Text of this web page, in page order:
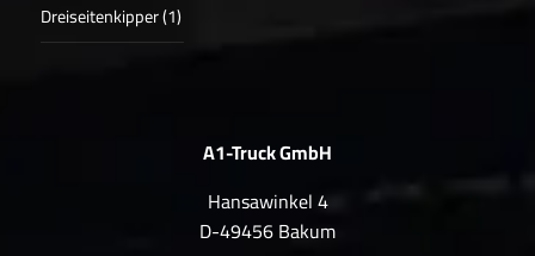
Dreiseitenkipper (1)
A1-Truck GmbH
Hansawinkel 4
D-49456 Bakum